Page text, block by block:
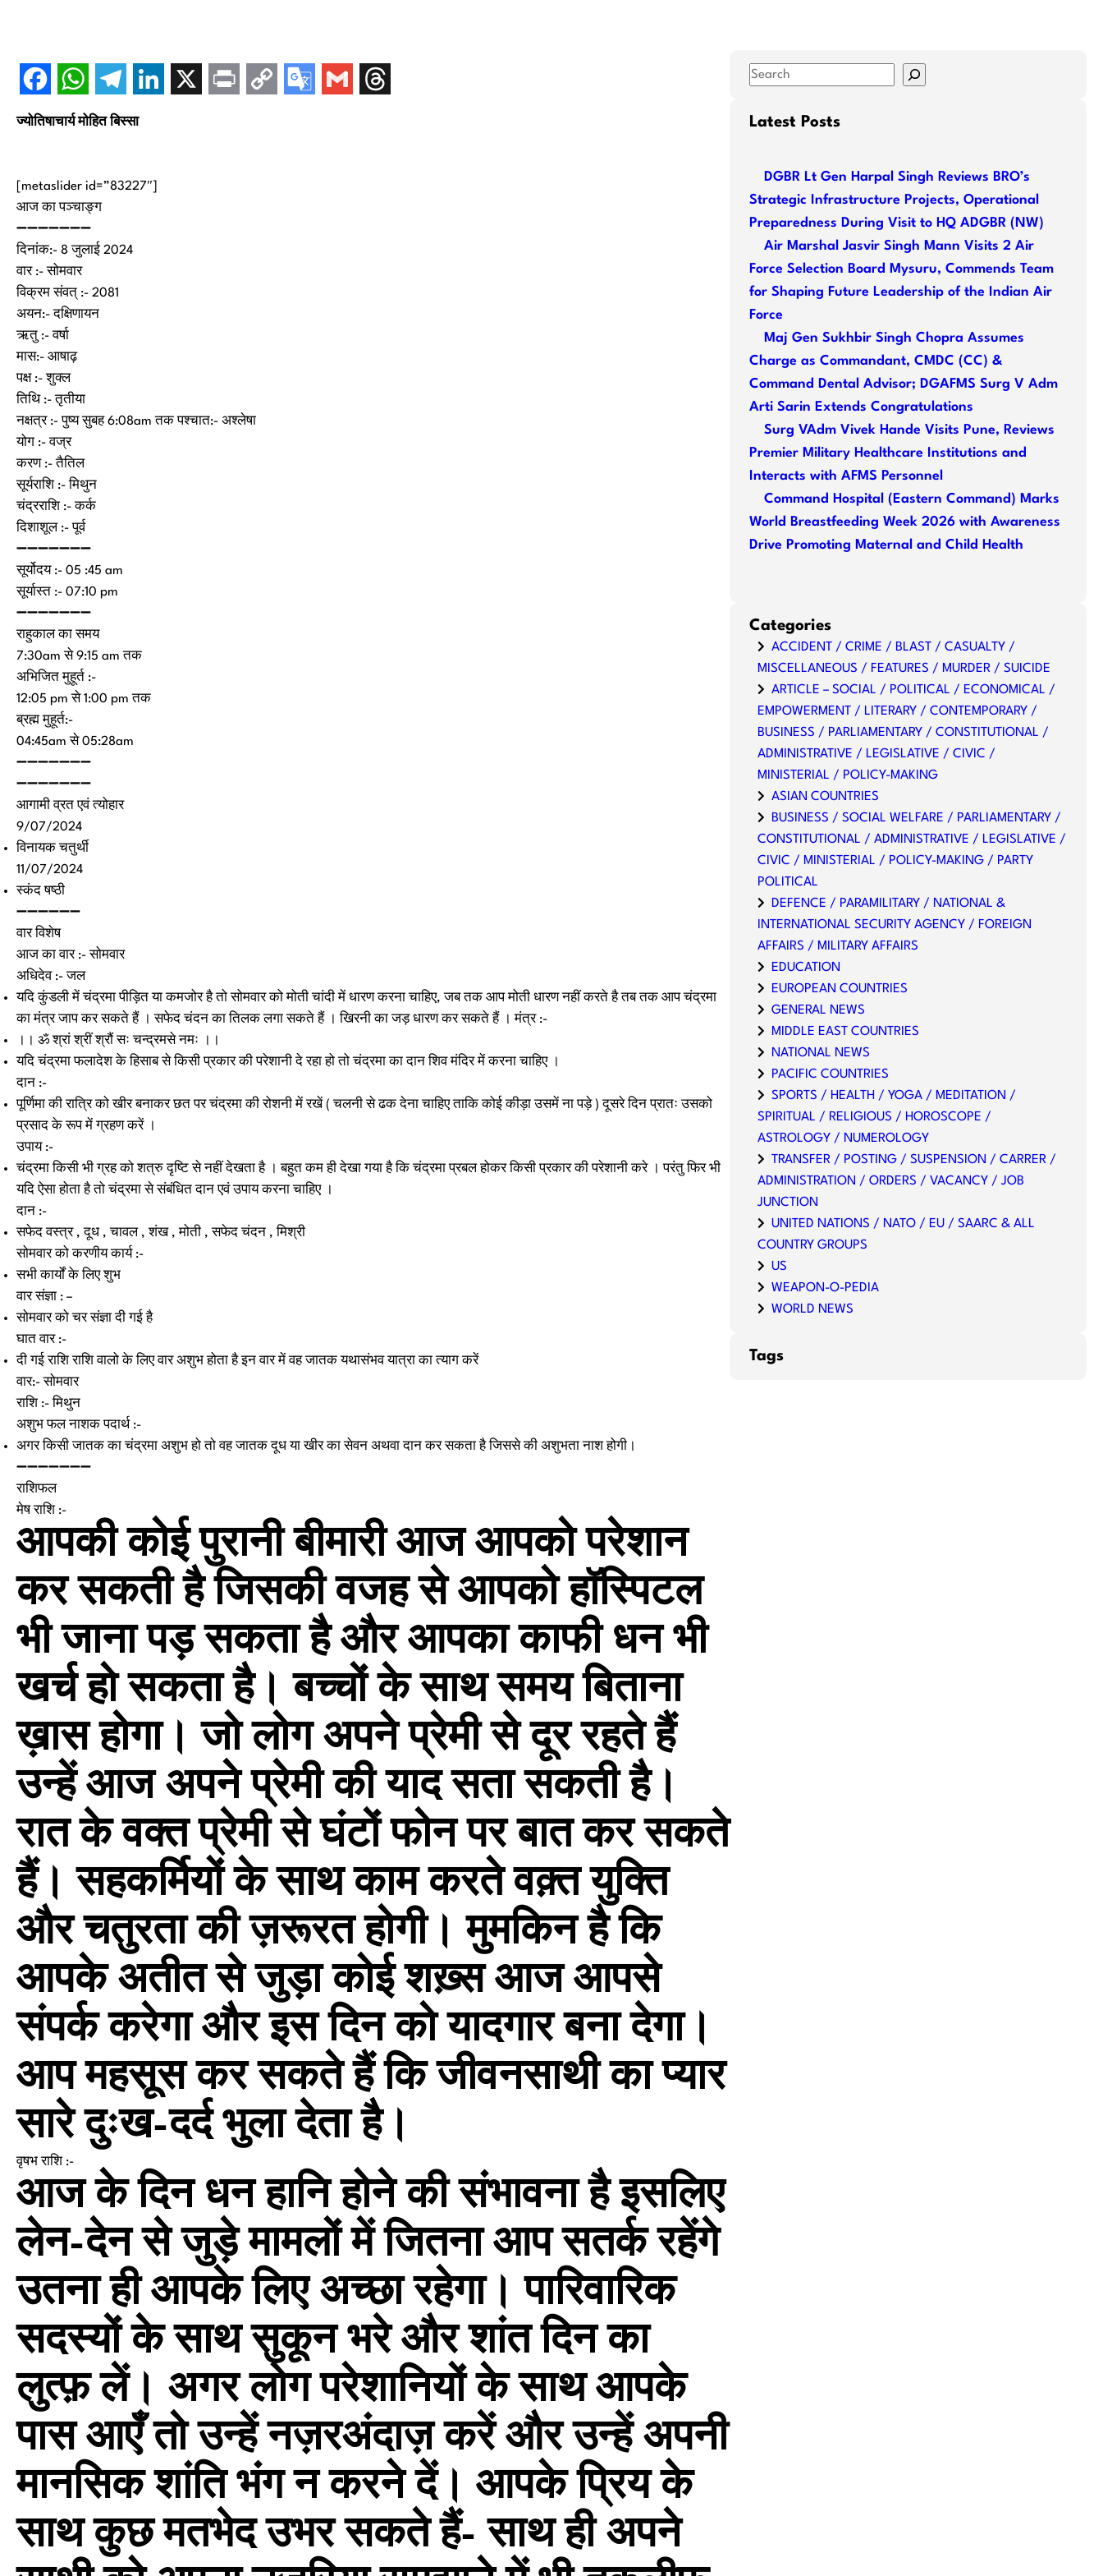
ज्योतिषाचार्य मोहित बिस्सा
[metaslider id=”83227″]
आज का पञ्चाङ्ग
➖➖➖➖➖➖➖
दिनांक:- 8 जुलाई 2024
वार :- सोमवार
विक्रम संवत् :- 2081
अयन:- दक्षिणायन
ऋतु :- वर्षा
मास:- आषाढ़
पक्ष :- शुक्ल
तिथि :- तृतीया
नक्षत्र :- पुष्य सुबह 6:08am तक पश्चात:- अश्लेषा
योग :- वज्र
करण :- तैतिल
सूर्यराशि :- मिथुन
चंद्रराशि :- कर्क
दिशाशूल :- पूर्व
➖➖➖➖➖➖➖
सूर्योदय :- 05 :45 am
सूर्यास्त :- 07:10 pm
➖➖➖➖➖➖➖
राहुकाल का समय
7:30am से 9:15 am तक
अभिजित मुहूर्त :-
12:05 pm से 1:00 pm तक
ब्रह्म मुहूर्त:-
04:45am से 05:28am
➖➖➖➖➖➖➖
➖➖➖➖➖➖➖
आगामी व्रत एवं त्योहार
9/07/2024
विनायक चतुर्थी
11/07/2024
स्कंद षष्ठी
➖➖➖➖➖➖
वार विशेष
आज का वार :- सोमवार
अधिदेव :- जल
यदि कुंडली में चंद्रमा पीड़ित या कमजोर है तो सोमवार को मोती चांदी में धारण करना चाहिए, जब तक आप मोती धारण नहीं करते है तब तक आप चंद्रमा
का मंत्र जाप कर सकते हैं । सफेद चंदन का तिलक लगा सकते हैं । खिरनी का जड़ धारण कर सकते हैं । मंत्र :-
।। ॐ श्रां श्रीं श्रौं सः चन्द्रमसे नमः ।।
यदि चंद्रमा फलादेश के हिसाब से किसी प्रकार की परेशानी दे रहा हो तो चंद्रमा का दान शिव मंदिर में करना चाहिए ।
दान :-
पूर्णिमा की रात्रि को खीर बनाकर छत पर चंद्रमा की रोशनी में रखें ( चलनी से ढक देना चाहिए ताकि कोई कीड़ा उसमें ना पड़े ) दूसरे दिन प्रातः उसको
प्रसाद के रूप में ग्रहण करें ।
उपाय :-
चंद्रमा किसी भी ग्रह को शत्रु दृष्टि से नहीं देखता है । बहुत कम ही देखा गया है कि चंद्रमा प्रबल होकर किसी प्रकार की परेशानी करे । परंतु फिर भी
यदि ऐसा होता है तो चंद्रमा से संबंधित दान एवं उपाय करना चाहिए ।
दान :-
सफेद वस्त्र , दूध , चावल , शंख , मोती , सफेद चंदन , मिश्री
सोमवार को करणीय कार्य :-
सभी कार्यों के लिए शुभ
वार संज्ञा : –
सोमवार को चर संज्ञा दी गई है
घात वार :-
दी गई राशि राशि वालो के लिए वार अशुभ होता है इन वार में वह जातक यथासंभव यात्रा का त्याग करें
वार:- सोमवार
राशि :- मिथुन
अशुभ फल नाशक पदार्थ :-
अगर किसी जातक का चंद्रमा अशुभ हो तो वह जातक दूध या खीर का सेवन अथवा दान कर सकता है जिससे की अशुभता नाश होगी।
➖➖➖➖➖➖➖
राशिफल
मेष राशि :-
आपकी कोई पुरानी बीमारी आज आपको परेशान
कर सकती है जिसकी वजह से आपको हॉस्पिटल
भी जाना पड़ सकता है और आपका काफी धन भी
खर्च हो सकता है। बच्चों के साथ समय बिताना
ख़ास होगा। जो लोग अपनेे प्रेमी से दूर रहते हैं
उन्हें आज अपने प्रेमी की याद सता सकती है।
रात के वक्त प्रेमी से घंटों फोन पर बात कर सकते
हैं। सहकर्मियों के साथ काम करते वक़्त युक्ति
और चतुरता की ज़रूरत होगी। मुमकिन है कि
आपके अतीत से जुड़ा कोई शख़्स आज आपसे
संपर्क करेगा और इस दिन को यादगार बना देगा।
आप महसूस कर सकते हैं कि जीवनसाथी का प्यार
सारे दुःख-दर्द भुला देता है।
वृषभ राशि :-
आज के दिन धन हानि होने की संभावना है इसलिए
लेन-देन से जुड़े मामलों में जितना आप सतर्क रहेंगे
उतना ही आपके लिए अच्छा रहेगा। पारिवारिक
सदस्यों के साथ सुकून भरे और शांत दिन का
लुत्फ़ लें। अगर लोग परेशानियों के साथ आपके
पास आएँ तो उन्हें नज़रअंदाज़ करें और उन्हें अपनी
मानसिक शांति भंग न करने दें। आपके प्रिय के
साथ कुछ मतभेद उभर सकते हैं- साथ ही अपने
S
aLatest Posts
DGBR Lt Gen Harpal Singh Reviews BRO’s
Strategic Infrastructure Projects, Operational
Preparedness During Visit to HQ ADGBR (NW)
Air Marshal Jasvir Singh Mann Visits 2 Air
Force Selection Board Mysuru, Commends Team
for Shaping Future Leadership of the Indian Air
Force
Maj Gen Sukhbir Singh Chopra Assumes
Charge as Commandant, CMDC (CC) &
Command Dental Advisor; DGAFMS Surg V Adm
Arti Sarin Extends Congratulations
Surg VAdm Vivek Hande Visits Pune, Reviews
Premier Military Healthcare Institutions and
Interacts with AFMS Personnel
Command Hospital (Eastern Command) Marks
World Breastfeeding Week 2026 with Awareness
Drive Promoting Maternal and Child Health
Categories
ACCIDENT / CRIME / BLAST / CASUALTY /
MISCELLANEOUS / FEATURES / MURDER / SUICIDE
ARTICLE – SOCIAL / POLITICAL / ECONOMICAL /
EMPOWERMENT / LITERARY / CONTEMPORARY /
BUSINESS / PARLIAMENTARY / CONSTITUTIONAL /
ADMINISTRATIVE / LEGISLATIVE / CIVIC /
MINISTERIAL / POLICY-MAKING
ASIAN COUNTRIES
BUSINESS / SOCIAL WELFARE / PARLIAMENTARY /
CONSTITUTIONAL / ADMINISTRATIVE / LEGISLATIVE /
CIVIC / MINISTERIAL / POLICY-MAKING / PARTY
POLITICAL
DEFENCE / PARAMILITARY / NATIONAL &
INTERNATIONAL SECURITY AGENCY / FOREIGN
AFFAIRS / MILITARY AFFAIRS
EDUCATION
EUROPEAN COUNTRIES
GENERAL NEWS
MIDDLE EAST COUNTRIES
NATIONAL NEWS
PACIFIC COUNTRIES
SPORTS / HEALTH / YOGA / MEDITATION /
SPIRITUAL / RELIGIOUS / HOROSCOPE /
ASTROLOGY / NUMEROLOGY
TRANSFER / POSTING / SUSPENSION / CARRER /
ADMINISTRATION / ORDERS / VACANCY / JOB
JUNCTION
UNITED NATIONS / NATO / EU / SAARC & ALL
COUNTRY GROUPS
US
WEAPON-O-PEDIA
WORLD NEWS
Tags